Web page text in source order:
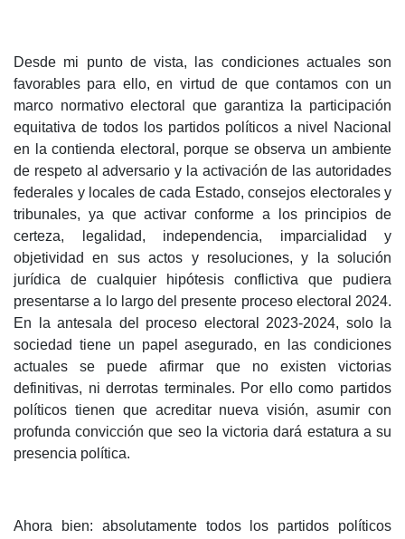
Desde mi punto de vista, las condiciones actuales son
favorables para ello, en virtud de que contamos con un
marco normativo electoral que garantiza la participación
equitativa de todos los partidos políticos a nivel Nacional
en la contienda electoral, porque se observa un ambiente
de respeto al adversario y la activación de las autoridades
federales y locales de cada Estado, consejos electorales y
tribunales, ya que activar conforme a los principios de
certeza, legalidad, independencia, imparcialidad y
objetividad en sus actos y resoluciones, y la solución
jurídica de cualquier hipótesis conflictiva que pudiera
presentarse a lo largo del presente proceso electoral 2024.
En la antesala del proceso electoral 2023-2024, solo la
sociedad tiene un papel asegurado, en las condiciones
actuales se puede afirmar que no existen victorias
definitivas, ni derrotas terminales. Por ello como partidos
políticos tienen que acreditar nueva visión, asumir con
profunda convicción que seo la victoria dará estatura a su
presencia política.
Ahora bien: absolutamente todos los partidos políticos